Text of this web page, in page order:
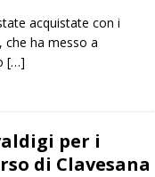
acquistate con i
che ha messo a
[…]
per i
di Clavesana